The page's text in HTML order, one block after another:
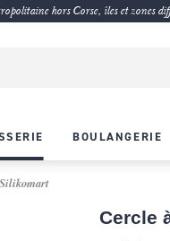
hors Corse, îles et zones
BOULANGERIE
Cercle